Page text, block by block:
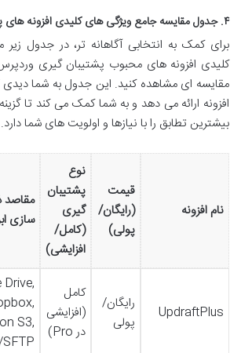
۴. جدول مقایسه جامع ویژگی های کلیدی افزونه های پشتیبان گیری وردپرس
برای کمک به انتخابی آگاهانه تر، در جدول
کلیدی افزونه های محبوب پشتیبان گیری
مقایسه ای مشاهده کنید. این جدول به شما دیدی
افزونه ارائه می دهد و به شما کمک می کند تا
بیشترین تطابق را با نیازها و اولویت های شما دارد.
نام افزونه
قیمت
(رایگان/
پولی)
نوع
پشتیبان
گیری
(کامل/
افزایشی)
مقاصد
سازی
UpdraftPlus
رایگان/
پولی
کامل
(افزایشی
در Pro)
S3,